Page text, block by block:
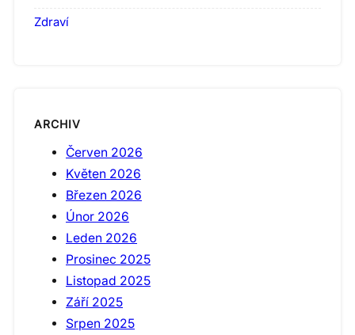
Zdraví
ARCHIV
Červen 2026
Květen 2026
Březen 2026
Únor 2026
Leden 2026
Prosinec 2025
Listopad 2025
Září 2025
Srpen 2025